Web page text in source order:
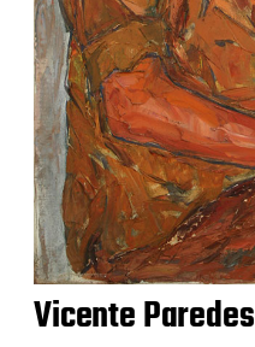
Vicente Paredes